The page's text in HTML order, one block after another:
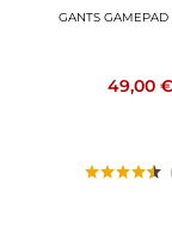
CONSEILS
GANTS GAMEPAD
49,00 €